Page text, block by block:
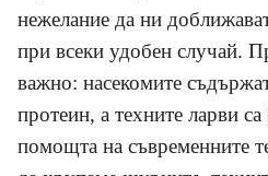
нежелание да ни
при всеки удобен случай.
важно: насекомите
протеин, а техните ларви
помощта на съвременните